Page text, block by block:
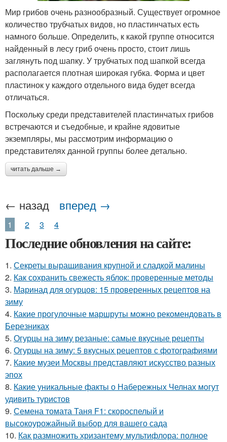
Мир грибов очень разнообразный. Существует огромное
количество трубчатых видов, но пластинчатых есть
намного больше. Определить, к какой группе относится
найденный в лесу гриб очень просто, стоит лишь
заглянуть под шапку. У трубчатых под шапкой всегда
располагается плотная широкая губка. Форма и цвет
пластинок у каждого отдельного вида будет всегда
отличаться.
Поскольку среди представителей пластинчатых грибов
встречаются и съедобные, и крайне ядовитые
экземпляры, мы рассмотрим информацию о
представителях данной группы более детально.
читать дальше →
← назад вперед →
1 2 3 4
Последние обновления на сайте:
1. Секреты выращивания крупной и сладкой малины
2. Как сохранить свежесть яблок: проверенные методы
3. Маринад для огурцов: 15 проверенных рецептов на
зиму
4. Какие прогулочные маршруты можно рекомендовать в
Березниках
5. Огурцы на зиму резаные: самые вкусные рецепты
6. Огурцы на зиму: 5 вкусных рецептов с фотографиями
7. Какие музеи Москвы представляют искусство разных
эпох
8. Какие уникальные факты о Набережных Челнах могут
удивить туристов
9. Семена томата Таня F1: скороспелый и
высокоурожайный выбор для вашего сада
10. Как размножить хризантему мультифлора: полное